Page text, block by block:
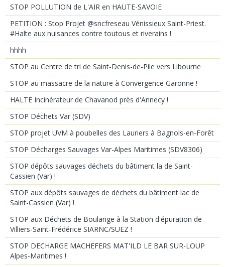
STOP POLLUTION de L'AIR en HAUTE-SAVOIE
PETITION : Stop Projet @sncfreseau Vénissieux Saint-Priest.
#Halte aux nuisances contre toutous et riverains !
hhhh
STOP au Centre de tri de Saint-Denis-de-Pile vers Libourne
STOP au massacre de la nature à Convergence Garonne !
HALTE Incinérateur de Chavanod près d'Annecy !
STOP Déchets Var (SDV)
STOP projet UVM à poubelles des Lauriers à Bagnols-en-Forêt
STOP Décharges Sauvages Var-Alpes Maritimes (SDV8306)
STOP dépôts sauvages déchets du bâtiment la de Saint-
Cassien (Var) !
STOP aux dépôts sauvages de déchets du bâtiment lac de
Saint-Cassien (Var) !
STOP aux Déchets de Boulange à la Station d'épuration de
Villiers-Saint-Frédérice SIARNC/SUEZ !
STOP DECHARGE MACHEFERS MAT'ILD LE BAR SUR-LOUP
Alpes-Maritimes !